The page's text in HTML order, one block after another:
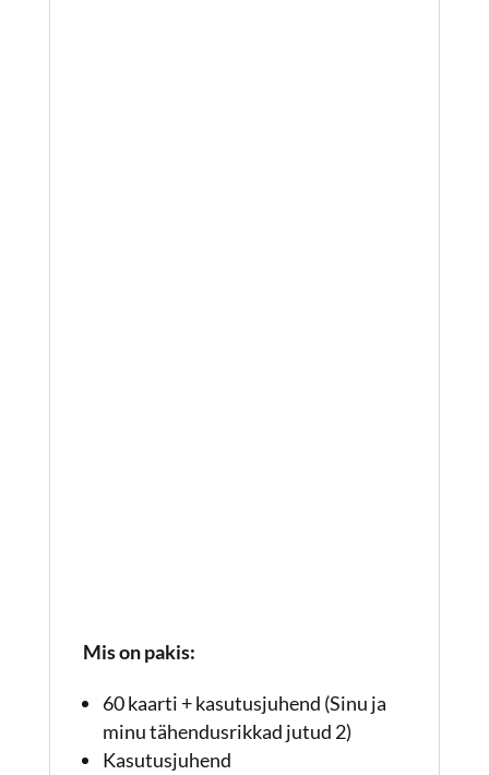
Mis on pakis:
60 kaarti + kasutusjuhend (Sinu ja
minu tähendusrikkad jutud 2)
Kasutusjuhend